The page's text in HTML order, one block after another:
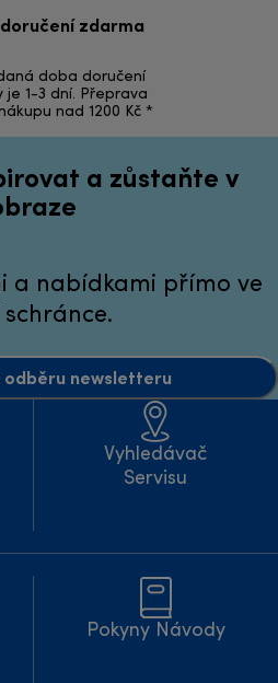
zdarma
doba doručení
je 1-3 dní. Přeprava
nad 1200 Kč *
a zůstaňte v
a nabídkami přímo ve
odběru newsletteru
Vyhledávač
Servisu
Pokyny Návody